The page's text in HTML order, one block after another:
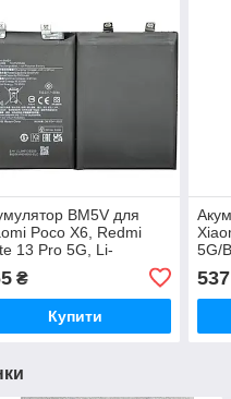
BM5V для
Poco X6, Redmi
13 Pro 5G, Li-
3,91 B, 5100 мАг,
PRC
₴
Купити
5G/
537